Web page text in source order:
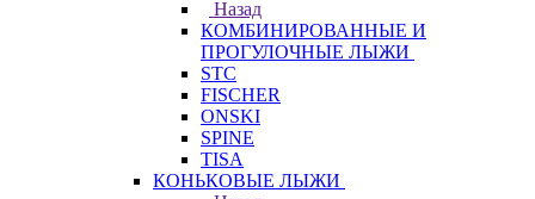
Назад
КОМБИНИРОВАННЫЕ И
ПРОГУЛОЧНЫЕ ЛЫЖИ
STC
FISCHER
ONSKI
SPINE
TISA
КОНЬКОВЫЕ ЛЫЖИ